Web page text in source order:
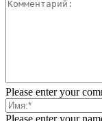
Please enter your
Please enter your